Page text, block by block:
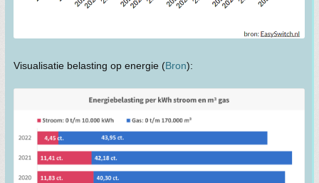
Visualisatie belasting op energie (Bron):